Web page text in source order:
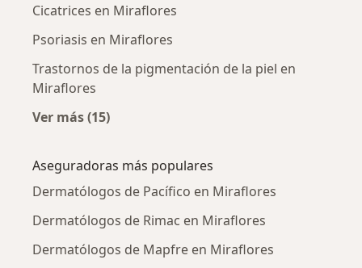
Cicatrices en Miraflores
Psoriasis en Miraflores
Trastornos de la pigmentación de la piel en
Miraflores
Ver más (15)
Aseguradoras más populares
Dermatólogos de Pacífico en Miraflores
Dermatólogos de Rimac en Miraflores
Dermatólogos de Mapfre en Miraflores